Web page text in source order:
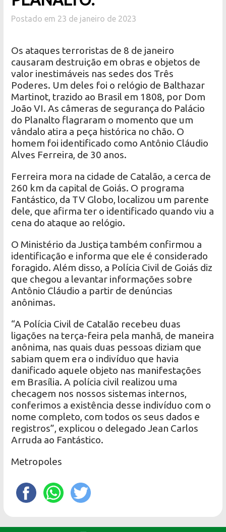
Postado em 23 de janeiro de 2023
Os ataques terroristas de 8 de janeiro
causaram destruição em obras e objetos de
valor inestimáveis nas sedes dos Três
Poderes. Um deles foi o relógio de Balthazar
Martinot, trazido ao Brasil em 1808, por Dom
João VI. As câmeras de segurança do Palácio
do Planalto flagraram o momento que um
vândalo atira a peça histórica no chão. O
homem foi identificado como Antônio Cláudio
Alves Ferreira, de 30 anos.
Ferreira mora na cidade de Catalão, a cerca de
260 km da capital de Goiás. O programa
Fantástico, da TV Globo, localizou um parente
dele, que afirma ter o identificado quando viu a
cena do ataque ao relógio.
O Ministério da Justiça também confirmou a
identificação e informa que ele é considerado
foragido. Além disso, a Polícia Civil de Goiás diz
que chegou a levantar informações sobre
Antônio Cláudio a partir de denúncias
anônimas.
“A Polícia Civil de Catalão recebeu duas
ligações na terça-feira pela manhã, de maneira
anônima, nas quais duas pessoas diziam que
sabiam quem era o indivíduo que havia
danificado aquele objeto nas manifestações
em Brasília. A polícia civil realizou uma
checagem nos nossos sistemas internos,
conferimos a existência desse indivíduo com o
nome completo, com todos os seus dados e
registros”, explicou o delegado Jean Carlos
Arruda ao Fantástico.
Metropoles